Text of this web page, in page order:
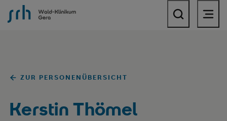
SRH Wald-Klinikum Gera
ZUR PERSONENÜBERSICHT
Kerstin Thömel